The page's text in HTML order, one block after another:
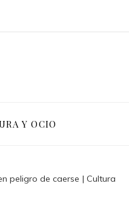
Y OCIO
peligro de caerse | Cultura